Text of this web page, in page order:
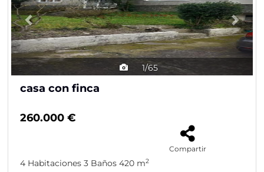
1/65
casa con finca
260.000 €
Compartir
4 Habitaciones 3 Baños 420 m2